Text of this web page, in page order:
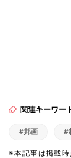
関連キーワー
#邦画 #
※本記事は掲載